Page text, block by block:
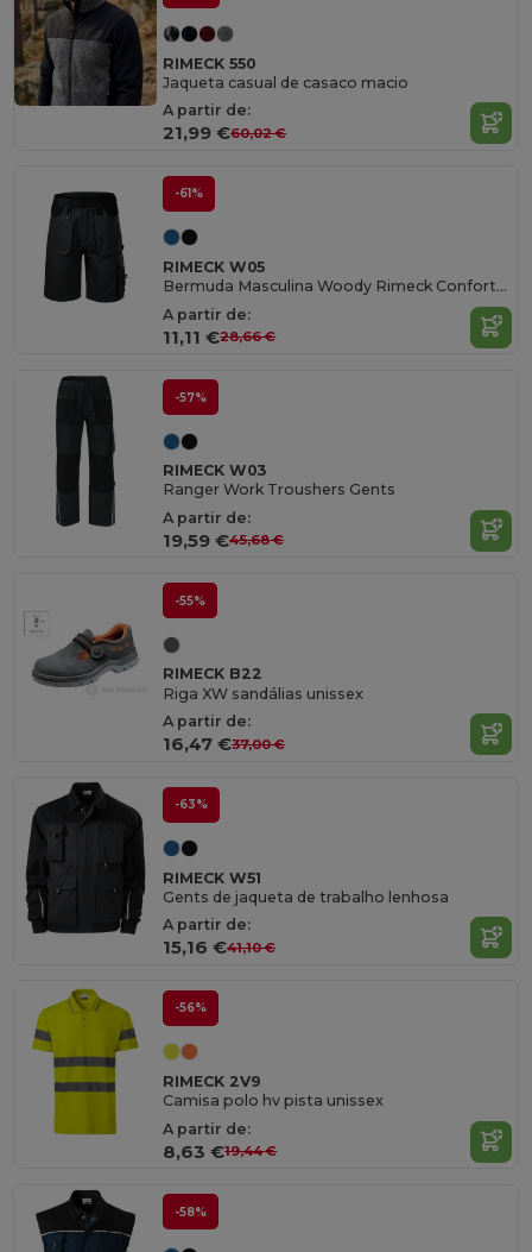
RIMECK 550
Jaqueta casual de casaco macio
A partir de:
21,99 €60,02 €
-61%
RIMECK W05
Bermuda Masculina Woody Rimeck Conforto e Durabilidade
A partir de:
11,11 €28,66 €
-57%
RIMECK W03
Ranger Work Troushers Gents
A partir de:
19,59 €45,68 €
-55%
RIMECK B22
Riga XW sandálias unissex
A partir de:
16,47 €37,00 €
-63%
RIMECK W51
Gents de jaqueta de trabalho lenhosa
A partir de:
15,16 €41,10 €
-56%
RIMECK 2V9
Camisa polo hv pista unissex
A partir de:
8,63 €19,44 €
-58%